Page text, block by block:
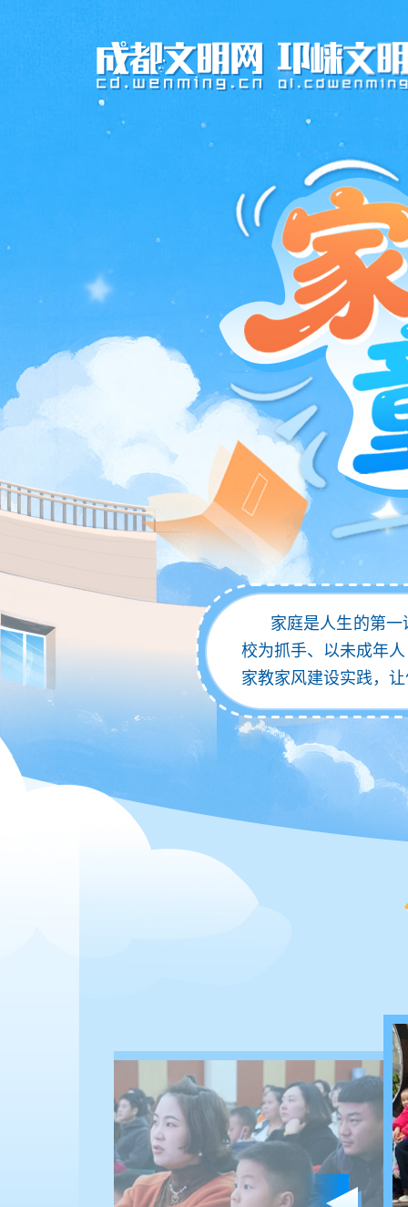
家庭是人生的第
校为抓手、以未成年
家教家风建设实践，